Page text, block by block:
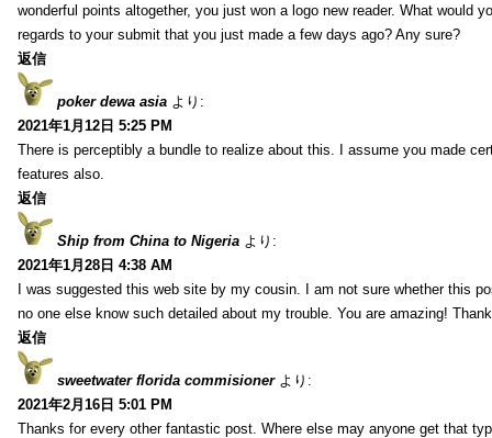
wonderful points altogether, you just won a logo new reader. What would
regards to your submit that you just made a few days ago? Any sure?
返信
poker dewa asia より:
2021年1月12日 5:25 PM
There is perceptibly a bundle to realize about this. I assume you made
features also.
返信
Ship from China to Nigeria より:
2021年1月28日 4:38 AM
I was suggested this web site by my cousin. I am not sure whether this
no one else know such detailed about my trouble. You are amazing!
返信
sweetwater florida commisioner より:
2021年2月16日 5:01 PM
Thanks for every other fantastic post. Where else may anyone get that